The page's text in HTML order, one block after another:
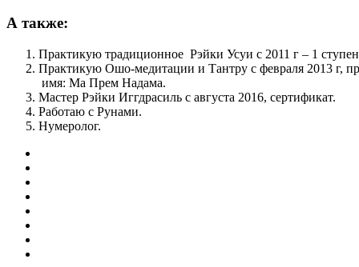
А также:
Практикую традиционное Рэйки Усуи с 2011 г – 1
Практикую Ошо-медитации и Тантру с февраля 2013 г,
имя: Ма Прем Надама.
Мастер Рэйки Иггдрасиль с августа 2016, сертификат.
Работаю с Рунами.
Нумеролог.